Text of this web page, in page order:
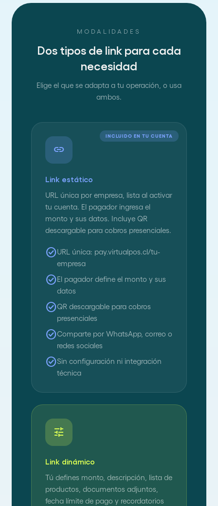
MODALIDADES
Dos tipos de link para cada
necesidad
Elige el que se adapta a tu operación, o usa
ambos.
INCLUIDO EN TU CUENTA
link
Link estático
URL única por empresa, lista al activar
tu cuenta. El pagador ingresa el
monto y sus datos. Incluye QR
descargable para cobros presenciales.
check_circleURL única: pay.virtualpos.cl/tu-
empresa
check_circleEl pagador define el monto y sus
datos
check_circleQR descargable para cobros
presenciales
check_circleComparte por WhatsApp, correo o
redes sociales
check_circleSin configuración ni integración
técnica
tune
Link dinámico
Tú defines monto, descripción, lista de
productos, documentos adjuntos,
fecha límite de pago y recordatorios